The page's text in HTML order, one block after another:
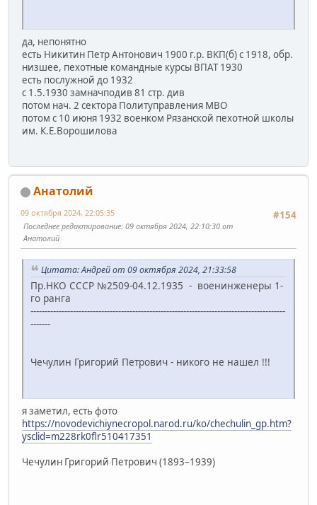
да, непонятно
есть Никитин Петр Антонович 1900 г.р. ВКП(б) с 1918, обр.
низшее, пехотные командные курсы ВПАТ 1930
есть послужной до 1932
с 1.5.1930 замначподив 81 стр. див
потом нач. 2 сектора Политуправления МВО
потом с 10 июня 1932 военком Рязанской пехотной школы
им. К.Е.Ворошилова
Анатолий
#154
09 октября 2024, 22:05:35
Последнее редактирование: 09 октября 2024, 22:10:30 от
Анатолий
Цитата: Андрей от 09 октября 2024, 21:33:58
Пр.НКО СССР №2509-04.12.1935 - военинженеры 1-
го ранга
------------------------------------------------------------------------------------------
-------
Чечулин Григорий Петрович - никого не нашел !!!
я заметил, есть фото
https://novodevichiynecropol.narod.ru/ko/chechulin_gp.htm?
ysclid=m228rk0flr510417351
Чечулин Григорий Петрович (1893–1939)